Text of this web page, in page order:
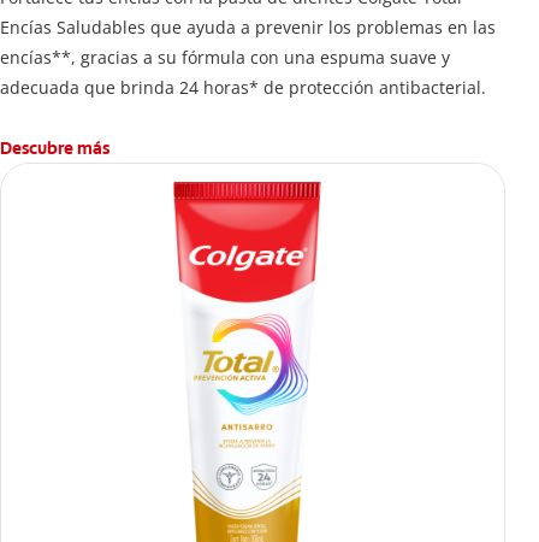
Encías Saludables que ayuda a prevenir los problemas en las
encías**, gracias a su fórmula con una espuma suave y
adecuada que brinda 24 horas* de protección antibacterial.
Descubre más